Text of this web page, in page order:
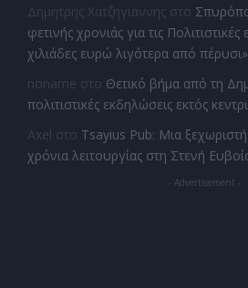
Δημητρης Χατζηγιαννης στο
φετινής χρονιάς για τις Πολιτιστικές
χιλιάδες ευρώ λιγότερα από
noname στο Θετικό βήμα από τη
πολιτιστικές εκδηλώσεις εκτός
Axel στο Tsayius Pub: Μια
χρόνια λειτουργίας στη Στενή
- Advertisement -